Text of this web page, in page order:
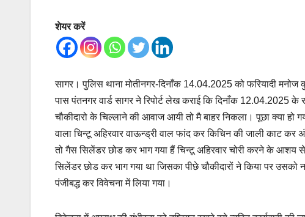
शेयर करें
सागर। पुलिस थाना मोतीनगर-दिनाँक 14.04.2025 को फरियादी
पास पंतनगर वार्ड सागर ने रिपोर्ट लेख कराई कि दिनाँक 12.04.2025
चौकीदारो के चिल्लाने की आवाज आयी तो मै बाहर निकला। पूछा क्या हो
वाला चिन्टू अहिरवार वाऊन्ड्री वाल फांद कर किचिन की जाली काट
तो गैस सिलेंडर छोड कर भाग गया हैं चिन्टू अहिरवार चोरी करने के आशय
सिलेंडर छोड कर भाग गया था जिसका पीछे चौकीदारों ने किया पर उसको
पंजीबद्ध कर विवेचना में लिया गया।